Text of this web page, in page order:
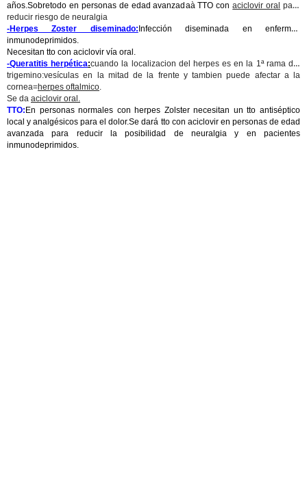
años.Sobretodo en personas de edad avanzadaà TTO conaciclovir oral para
reducir riesgo de neuralgia
-Herpes Zoster diseminado: Infección diseminada en enfermos
inmunodeprimidos.
Necesitan tto con aciclovir vía oral.
-Queratitis herpética:cuando la localizacion del herpes es en la 1ª rama del
trigemino:vesículas en la mitad de la frente y tambien puede afectar a la
cornea=herpes oftalmico.
Se da aciclovir oral.
TTO: En personas normales con herpes Zolster necesitan un tto antiséptico
local y analgésicos para el dolor.Se dará tto con aciclovir en personas de edad
avanzada para reducir la posibilidad de neuralgia y en pacientes
inmunodeprimidos.